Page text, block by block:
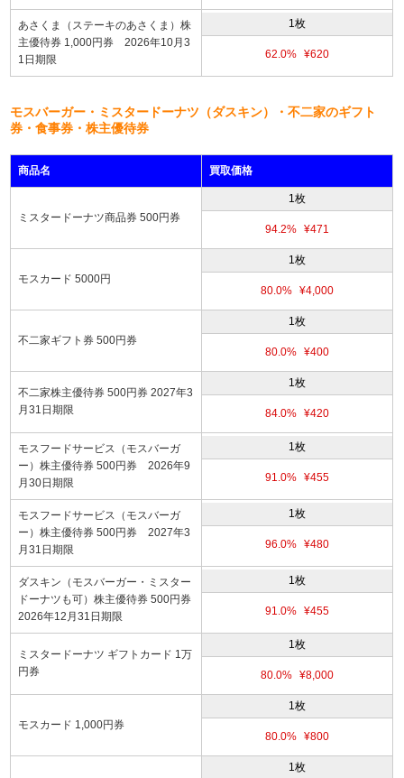
あさくま（ステーキのあさくま）株
主優待券 1,000円券 2026年10月3
1日期限
1枚
62.0% ¥620
モスバーガー・ミスタードーナツ（ダスキン）・不二家のギフト
券・食事券・株主優待券
商品名 買取価格
ミスタードーナツ商品券 500円券
1枚
94.2% ¥471
モスカード 5000円
1枚
80.0% ¥4,000
不二家ギフト券 500円券
1枚
80.0% ¥400
不二家株主優待券 500円券 2027年3
月31日期限
1枚
84.0% ¥420
モスフードサービス（モスバーガ
ー）株主優待券 500円券 2026年9
月30日期限
1枚
91.0% ¥455
モスフードサービス（モスバーガ
ー）株主優待券 500円券 2027年3
月31日期限
1枚
96.0% ¥480
ダスキン（モスバーガー・ミスター
ドーナツも可）株主優待券 500円券
2026年12月31日期限
1枚
91.0% ¥455
ミスタードーナツ ギフトカード 1万
円券
1枚
80.0% ¥8,000
モスカード 1,000円券
1枚
80.0% ¥800
1枚